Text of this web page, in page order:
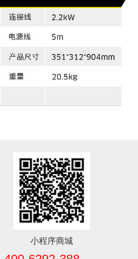
小程序商城